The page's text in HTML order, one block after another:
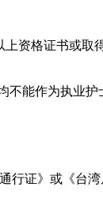
资格证书或取
能作为执业护
行证》或《台